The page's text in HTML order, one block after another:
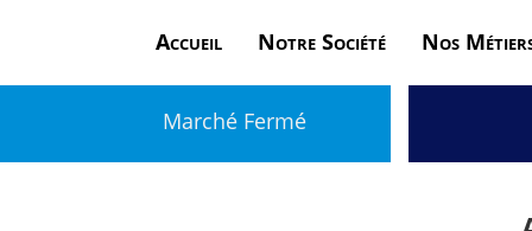
Accueil Notre Société Nos
Marché Fermé